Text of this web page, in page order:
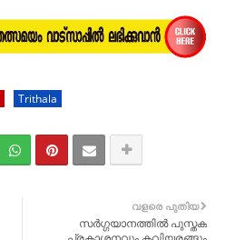
Trithala
വളരെ പുതിയ
സര്‍ഗ്ഗയാനത്തില്‍ പുസ്തക